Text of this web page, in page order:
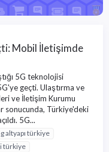
Mobil İletişimde
5G teknolojisi
geçti. Ulaştırma ve
ve İletişim Kurumu
sonucunda, Türkiye'deki
5G...
altyapı türkiye
türkiye